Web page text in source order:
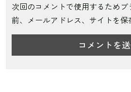
次回のコメントで使用するためブ
前、メールアドレス、サイトを保